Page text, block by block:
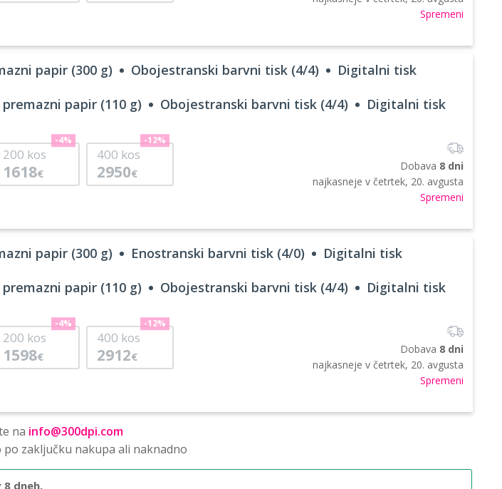
Spremeni
papir (300 g) Obojestranski barvni tisk (4/4) Digitalni tisk
papir (110 g) Obojestranski barvni tisk (4/4) Digitalni tisk
200 kos
1618€
-4%
400 kos
2950€
-12%
Dobava 8 dni
najkasneje v četrtek, 20. avgusta
Spremeni
papir (300 g) Enostranski barvni tisk (4/0) Digitalni tisk
papir (110 g) Obojestranski barvni tisk (4/4) Digitalni tisk
200 kos
1598€
-4%
400 kos
2912€
-12%
Dobava 8 dni
najkasneje v četrtek, 20. avgusta
Spremeni
na info@300dpi.com
zaključku nakupa ali naknadno
dneh.